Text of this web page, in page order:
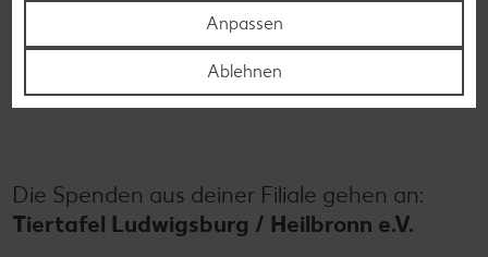
So stärken wir gemeinsam das gesellschaftliche
Engagement vor Ort – für eine nachhaltigere Zukunft
direkt vor der Haustür. Also, mitmachen!
zählt!
Die Spenden aus deiner Filiale gehen an:
Tiertafel Ludwigsburg / Heilbronn e.V.
Anpassen
Ablehnen